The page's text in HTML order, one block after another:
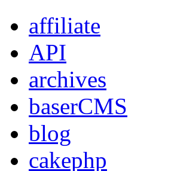
affiliate
API
archives
baserCMS
blog
cakephp